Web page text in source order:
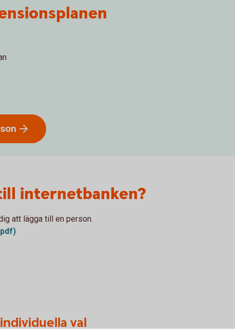
internetbanken?
att lägga till en person.
val